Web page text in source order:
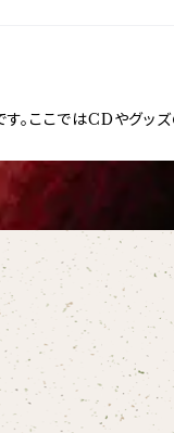
ここではCDやグッズ